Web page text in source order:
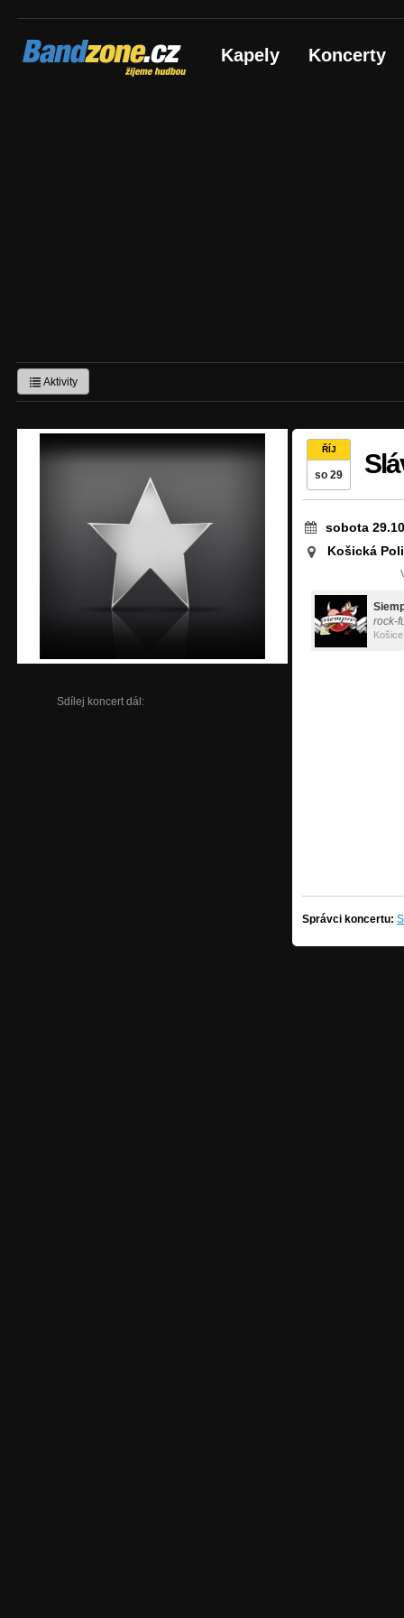
Bandzone.cz
žijeme hudbou Kapely Koncerty
Aktivity
Sdílej koncert dál:
ŘÍJ
so 29
sobota
Košická
rock-
Košice
Správci koncertu: